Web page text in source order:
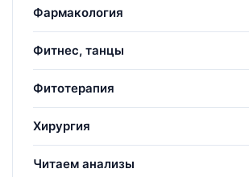
Фармакология
Фитнес, танцы
Фитотерапия
Хирургия
Читаем анализы